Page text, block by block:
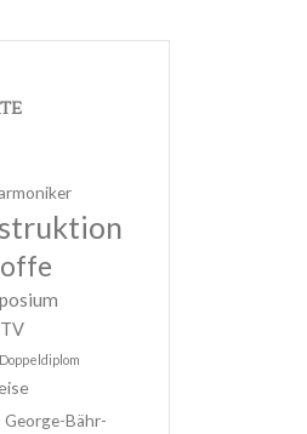
Doppeldiplom
George-Bähr-